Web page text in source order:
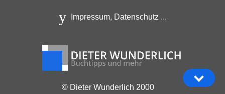
Impressum, Datenschutz ...
© Dieter Wunderlich 2000